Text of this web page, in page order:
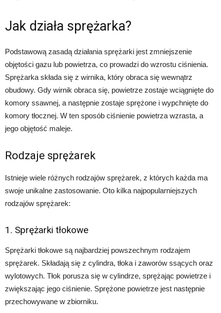
Jak działa sprężarka?
Podstawową zasadą działania sprężarki jest zmniejszenie
objętości gazu lub powietrza, co prowadzi do wzrostu ciśnienia.
Sprężarka składa się z wirnika, który obraca się wewnątrz
obudowy. Gdy wirnik obraca się, powietrze zostaje wciągnięte do
komory ssawnej, a następnie zostaje sprężone i wypchnięte do
komory tłocznej. W ten sposób ciśnienie powietrza wzrasta, a
jego objętość maleje.
Rodzaje sprężarek
Istnieje wiele różnych rodzajów sprężarek, z których każda ma
swoje unikalne zastosowanie. Oto kilka najpopularniejszych
rodzajów sprężarek:
1. Sprężarki tłokowe
Sprężarki tłokowe są najbardziej powszechnym rodzajem
sprężarek. Składają się z cylindra, tłoka i zaworów ssących oraz
wylotowych. Tłok porusza się w cylindrze, sprężając powietrze i
zwiększając jego ciśnienie. Sprężone powietrze jest następnie
przechowywane w zbiorniku.